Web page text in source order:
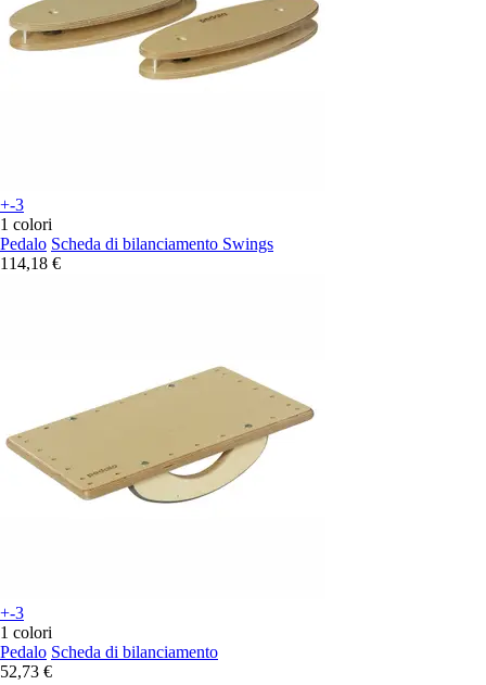
+-3
1 colori
Pedalo Scheda di bilanciamento Swings
114,18 €
+-3
1 colori
Pedalo Scheda di bilanciamento
52,73 €